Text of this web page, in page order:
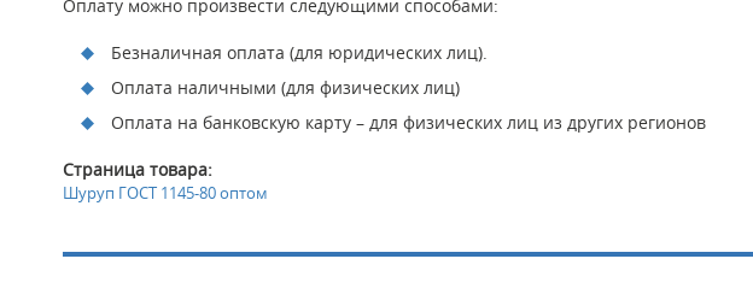
Оплату можно произвести следующими способами:
Безналичная оплата (для юридических лиц).
Оплата наличными (для физических лиц)
Оплата на банковскую карту – для физических лиц из других регионов
Страница товара:
Шуруп ГОСТ 1145-80 оптом